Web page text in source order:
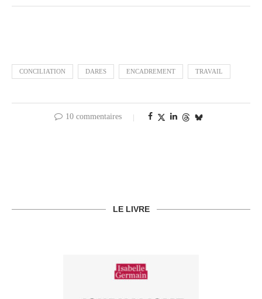
CONCILIATION DARES ENCADREMENT TRAVAIL
10 commentaires
LE LIVRE